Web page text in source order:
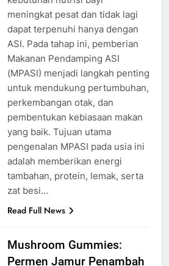
meningkat pesat dan tidak lagi
dapat terpenuhi hanya dengan
ASI. Pada tahap ini, pemberian
Makanan Pendamping ASI
(MPASI) menjadi langkah penting
untuk mendukung pertumbuhan,
perkembangan otak, dan
pembentukan kebiasaan makan
yang baik. Tujuan utama
pengenalan MPASI pada usia ini
adalah memberikan energi
tambahan, protein, lemak, serta
zat besi…
Read Full News
Mushroom Gummies:
Permen Jamur Penambah